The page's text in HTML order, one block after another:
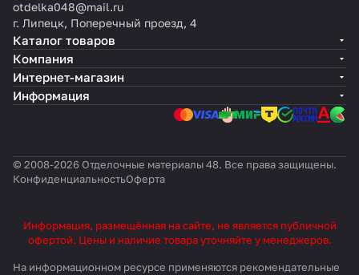
otdelka048@mail.ru
г. Липецк, Поперечный проезд, 4
Каталог товаров
Компания
Интернет-магазин
Информация
© 2008-2026 Отделочные материалы 48. Все права защищены.
КонфиденциальностьОферта
Информация, размещённая на сайте, не является публичной
офертой. Цены и наличие товара уточняйте у менеджеров.
На информационном ресурсе применяются рекомендательные